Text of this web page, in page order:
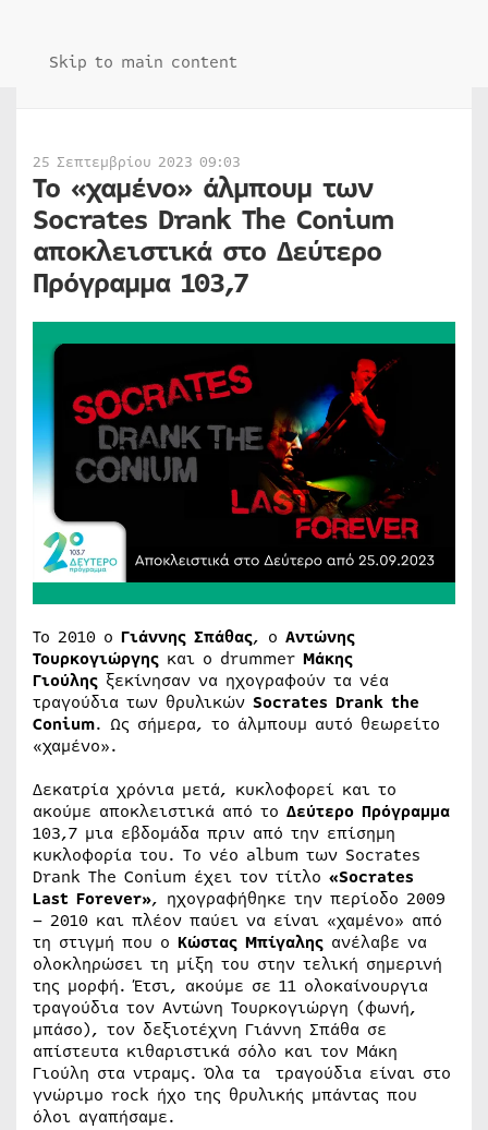
Skip to main content
25 Σεπτεμβρίου 2023 09:03
Το «χαμένο» άλμπουμ των
Socrates Drank The Conium
αποκλειστικά στο Δεύτερο
Πρόγραμμα 103,7
Το 2010 ο Γιάννης Σπάθας, ο Αντώνης
Τουρκογιώργης και ο drummer Μάκης
Γιούλης ξεκίνησαν να ηχογραφούν τα νέα
τραγούδια των θρυλικών Socrates Drank the
Conium. Ως σήμερα, το άλμπουμ αυτό θεωρείτο
«χαμένο».
Δεκατρία χρόνια μετά, κυκλοφορεί και το
ακούμε αποκλειστικά από το Δεύτερο Πρόγραμμα
103,7 μια εβδομάδα πριν από την επίσημη
κυκλοφορία του. To νέο album των Socrates
Drank The Conium έχει τον τίτλο «Socrates
Last Forever», ηχογραφήθηκε την περίοδο 2009
– 2010 και πλέον παύει να είναι «χαμένο» από
τη στιγμή που ο Κώστας Μπίγαλης ανέλαβε να
ολοκληρώσει τη μίξη του στην τελική σημερινή
της μορφή. Έτσι, ακούμε σε 11 ολοκαίνουργια
τραγούδια τον Αντώνη Τουρκογιώργη (φωνή,
μπάσο), τον δεξιοτέχνη Γιάννη Σπάθα σε
απίστευτα κιθαριστικά σόλο και τον Μάκη
Γιούλη στα ντραμς. Όλα τα τραγούδια είναι στο
γνώριμο rock ήχο της θρυλικής μπάντας που
όλοι αγαπήσαμε.